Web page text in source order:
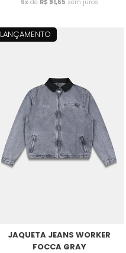
6xde R$ 91,65 sem juros
LANÇAMENTO
JAQUETA JEANS WORKER
FOCCA GRAY